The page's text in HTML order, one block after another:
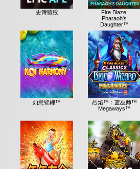
史诗猿猴
Fire Blaze:
Pharaoh's
Daughter™
如意锦鲤™
烈焰™：蓝巫师™
Megaways™